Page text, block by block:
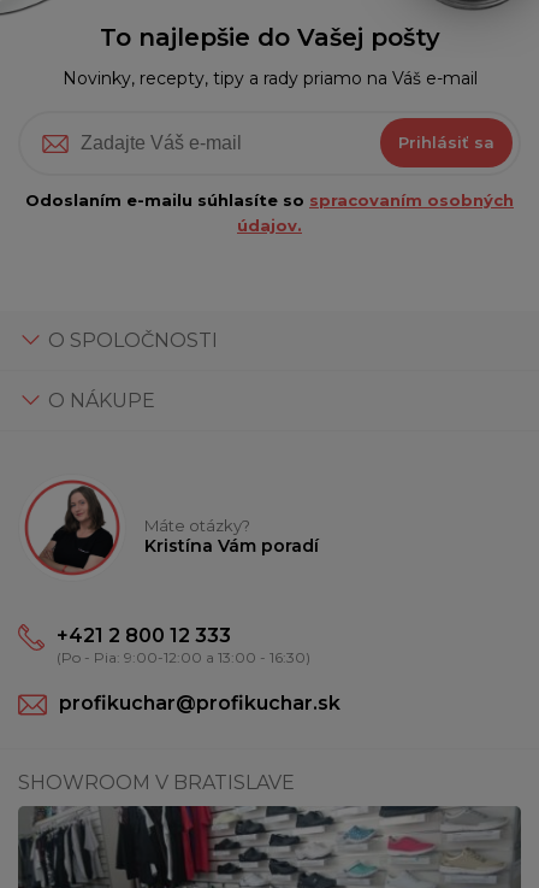
To najlepšie do Vašej pošty
Novinky, recepty, tipy a rady priamo na Váš e-mail
Prihlásiť sa
Odoslaním e-mailu súhlasíte so spracovaním osobných
údajov.
O SPOLOČNOSTI
O NÁKUPE
Máte otázky?
Kristína Vám poradí
+421 2 800 12 333
(Po - Pia: 9:00-12:00 a 13:00 - 16:30)
profikuchar@profikuchar.sk
SHOWROOM V BRATISLAVE